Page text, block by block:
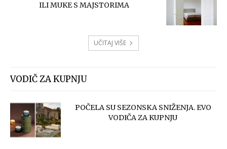
ILI MUKE S MAJSTORIMA
UČITAJ VIŠE
VODIČ ZA KUPNJU
POČELA SU SEZONSKA SNIŽENJA. EVO
VODIČA ZA KUPNJU